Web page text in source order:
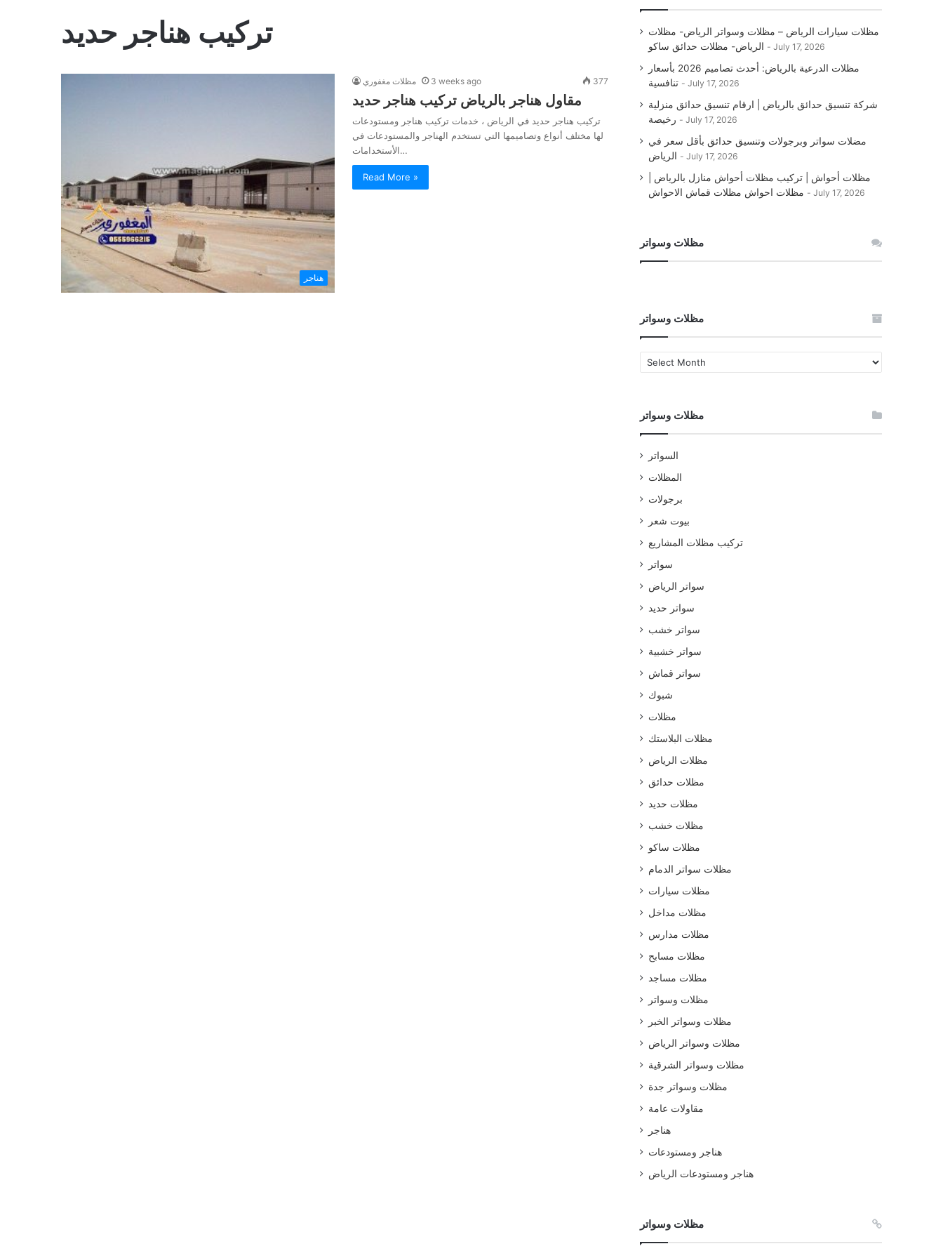
تركيب هناجر حديد
هناجر
مظلات مغفوري 3 weeks ago 377
مقاول هناجر بالرياض تركيب هناجر حديد
تركيب هناجر حديد في الرياض ، خدمات تركيب هناجر ومستودعات
لها مختلف أنواع وتصاميمها التي تستخدم الهناجر والمستودعات في
الأستخدامات…
Read More »
مظلات سيارات الرياض – مظلات وسواتر الرياض- مظلات
الرياض- مظلات حدائق ساكو
July 17, 2026
مظلات الدرعية بالرياض: أحدث تصاميم 2026 بأسعار
تنافسية
July 17, 2026
شركة تنسيق حدائق بالرياض | ارقام تنسيق حدائق منزلية
رخيصة
July 17, 2026
مضلات سواتر وبرجولات وتنسيق حدائق بأقل سعر في
الرياض
July 17, 2026
مظلات أحواش | تركيب مظلات أحواش منازل بالرياض |
مظلات احواش مظلات قماش الاحواش
July 17, 2026
مظلات وسواتر
مظلات وسواتر
مظلات
وسواتر
مظلات وسواتر
السواتر
المظلات
برجولات
بيوت شعر
تركيب مظلات المشاريع
سواتر
سواتر الرياض
سواتر حديد
سواتر خشب
سواتر خشبية
سواتر قماش
شبوك
مظلات
مظلات البلاستك
مظلات الرياض
مظلات حدائق
مظلات حديد
مظلات خشب
مظلات ساكو
مظلات سواتر الدمام
مظلات سيارات
مظلات مداخل
مظلات مدارس
مظلات مسابح
مظلات مساجد
مظلات وسواتر
مظلات وسواتر الخبر
مظلات وسواتر الرياض
مظلات وسواتر الشرقية
مظلات وسواتر جدة
مقاولات عامة
هناجر
هناجر ومستودعات
هناجر ومستودعات الرياض
مظلات وسواتر